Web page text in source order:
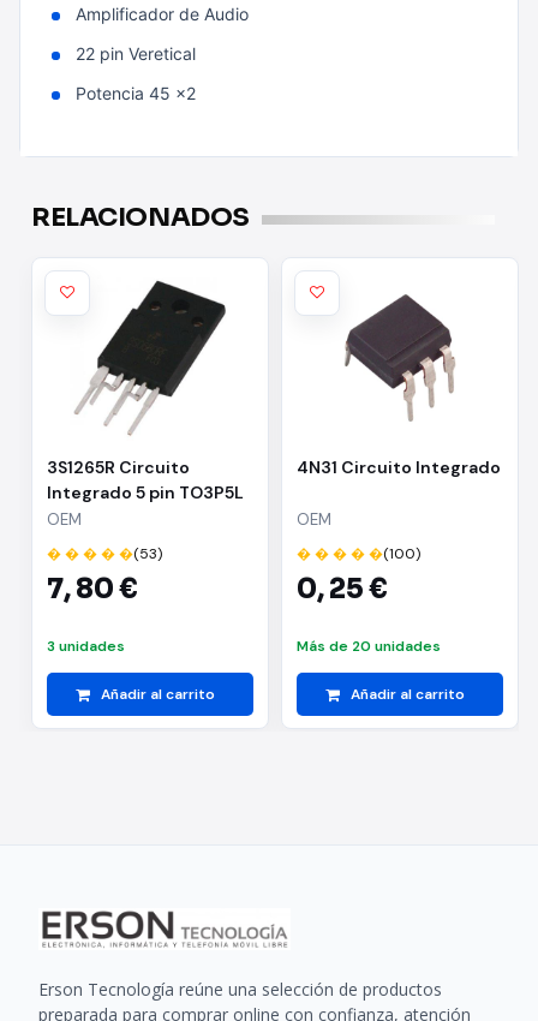
Amplificador de Audio
22 pin Veretical
Potencia 45 x2
RELACIONADOS
3S1265R Circuito
Integrado 5 pin TO3P5L
OEM
� � � � �(53)
7,80 €
3 unidades
Añadir al carrito
4N31 Circuito Integrado
OEM
� � � � �(100)
0,25 €
Más de 20 unidades
Añadir al carrito
Erson Tecnología reúne una selección de productos
preparada para comprar online con confianza, atención